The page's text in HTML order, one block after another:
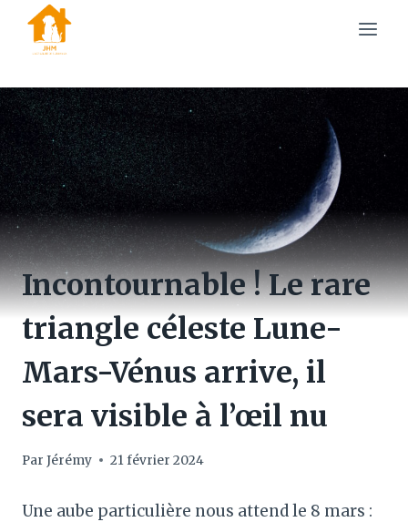
content
Incontournable ! Le rare
triangle céleste Lune-
Mars-Vénus arrive, il
sera visible à l’œil nu
Par Jérémy 21 février 2024
Une aube particulière nous attend le 8 mars :